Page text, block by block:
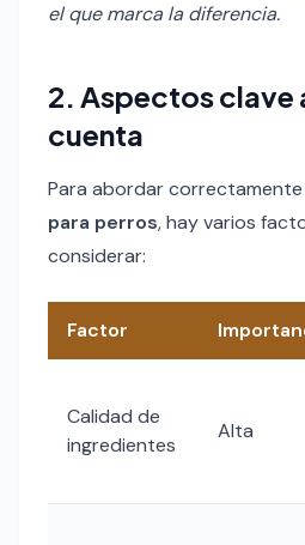
el que marca la diferencia.
2. Aspectos clave
cuenta
Para abordar
para perros, hay varios
considerar:
Factor
Calidad de
ingredientes
Alta